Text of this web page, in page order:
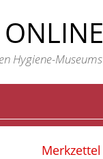
ONLINE
Hygiene-Museums
Merkzettel